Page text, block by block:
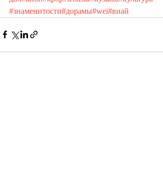
#знаменитости#дорамы#wei#виай